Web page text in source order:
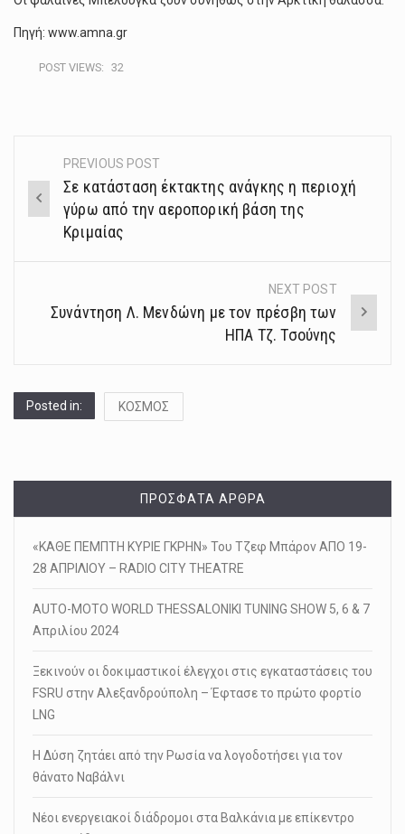
Πηγή: www.amna.gr
POST VIEWS: 32
Post
navigation
PREVIOUS POST
Σε κατάσταση έκτακτης ανάγκης η περιοχή
γύρω από την αεροπορική βάση της
Κριμαίας
NEXT POST
Συνάντηση Λ. Μενδώνη με τον πρέσβη των
ΗΠΑ Τζ. Τσούνης
Posted in: ΚΟΣΜΟΣ
ΠΡΌΣΦΑΤΑ ΆΡΘΡΑ
«ΚΑΘΕ ΠΕΜΠΤΗ ΚΥΡΙΕ ΓΚΡΗΝ» Του Τζεφ Μπάρον ΑΠΟ 19-
28 ΑΠΡΙΛΙΟΥ – RADIO CITY THEATRE
AUTO-MOTO WORLD THESSALONIKI TUNING SHOW 5, 6 & 7
Απριλίου 2024
Ξεκινούν οι δοκιμαστικοί έλεγχοι στις εγκαταστάσεις του
FSRU στην Αλεξανδρούπολη – Έφτασε το πρώτο φορτίο
LNG
Η Δύση ζητάει από την Ρωσία να λογοδοτήσει για τον
θάνατο Ναβάλνι
Νέοι ενεργειακοί διάδρομοι στα Βαλκάνια με επίκεντρο